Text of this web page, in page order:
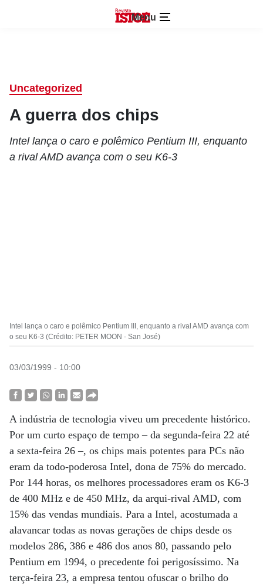
Menu
Uncategorized
A guerra dos chips
Intel lança o caro e polêmico Pentium III, enquanto
a rival AMD avança com o seu K6-3
Intel lança o caro e polêmico Pentium III, enquanto a rival AMD avança com
o seu K6-3 (Crédito: PETER MOON - San José)
03/03/1999 - 10:00
A indústria de tecnologia viveu um precedente histórico.
Por um curto espaço de tempo – da segunda-feira 22 até
a sexta-feira 26 –, os chips mais potentes para PCs não
eram da todo-poderosa Intel, dona de 75% do mercado.
Por 144 horas, os melhores processadores eram os K6-3
de 400 MHz e de 450 MHz, da arqui-rival AMD, com
15% das vendas mundiais. Para a Intel, acostumada a
alavancar todas as novas gerações de chips desde os
modelos 286, 386 e 486 dos anos 80, passando pelo
Pentium em 1994, o precedente foi perigosíssimo. Na
terça-feira 23, a empresa tentou ofuscar o brilho do